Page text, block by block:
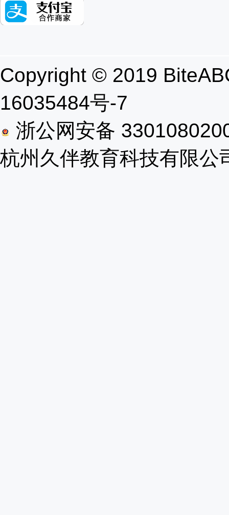
Copyright © 2019
16035484号-7
浙公网安备
杭州久伴教育科技有限公